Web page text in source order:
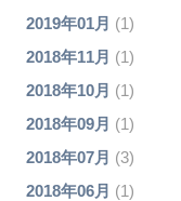
2019年01月 (1)
2018年11月 (1)
2018年10月 (1)
2018年09月 (1)
2018年07月 (3)
2018年06月 (1)